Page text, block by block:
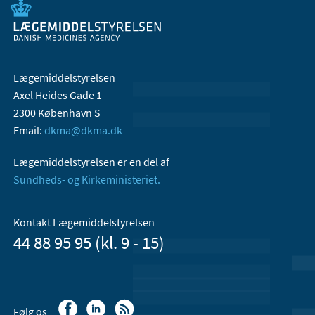
Lægemiddelstyrelsen
Axel Heides Gade 1
2300 København S
Email: dkma@dkma.dk
Lægemiddelstyrelsen er en del af
Sundheds- og Kirkeministeriet.
Kontakt Lægemiddelstyrelsen
44 88 95 95 (kl. 9 - 15)
Følg os